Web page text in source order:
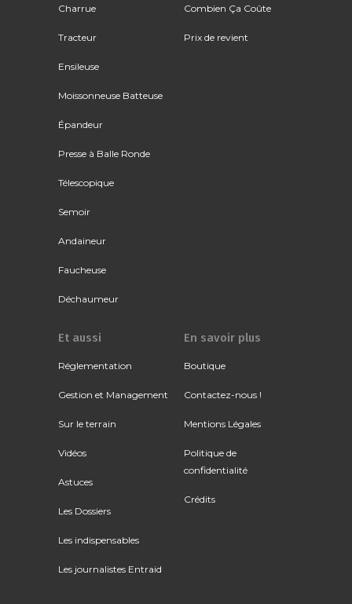
Charrue
Tracteur
Ensileuse
Moissonneuse Batteuse
Épandeur
Presse à Balle Ronde
Télescopique
Semoir
Andaineur
Faucheuse
Déchaumeur
Combien Ça Coûte
Prix de revient
Et aussi
Réglementation
Gestion et Management
Sur le terrain
Vidéos
Astuces
Les Dossiers
Les indispensables
Les journalistes Entraid
En savoir plus
Boutique
Contactez-nous !
Mentions Légales
Politique de
confidentialité
Crédits